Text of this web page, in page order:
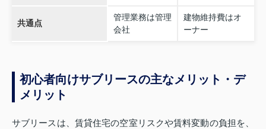
共通点
管理業務は管理
会社
建物維持費はオ
ーナー
初心者向けサブリースの主なメリット・デ
メリット
サブリースは、賃貸住宅の空室リスクや賃料変動の負担を、